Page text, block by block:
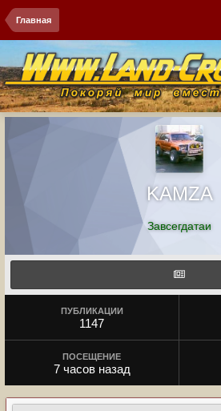
Главная
KAMZA
Завсегдатаи
ПУБЛИКАЦИИ
1147
ПОСЕЩЕНИЕ
7 часов назад